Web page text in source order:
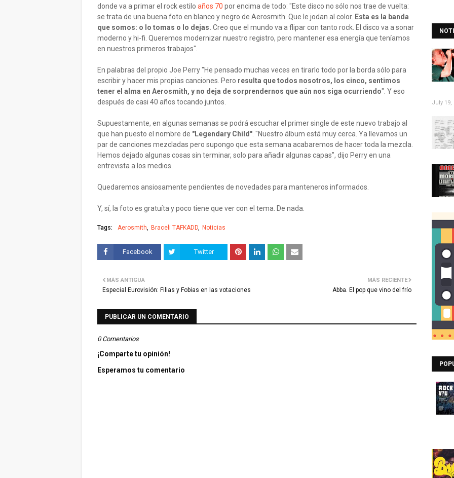
donde va a primar el rock estilo años 70 por encima de todo: "Este disco no sólo nos trae de vuelta:
se trata de una buena foto en blanco y negro de Aerosmith. Que le jodan al color. Esta es la banda
que somos: o lo tomas o lo dejas. Creo que el mundo va a flipar con tanto rock. El disco va a sonar
moderno y hi-fi. Queremos modernizar nuestro registro, pero mantener esa energía que teníamos
en nuestros primeros trabajos".
En palabras del propio Joe Perry "He pensado muchas veces en tirarlo todo por la borda sólo para
escribir y hacer mis propias canciones. Pero resulta que todos nosotros, los cinco, sentimos
tener el alma en Aerosmith, y no deja de sorprendernos que aún nos siga ocurriendo". Y eso
después de casi 40 años tocando juntos.
Supuestamente, en algunas semanas se podrá escuchar el primer single de este nuevo trabajo al
que han puesto el nombre de "Legendary Child" . "Nuestro álbum está muy cerca. Ya llevamos un
par de canciones mezcladas pero supongo que esta semana acabaremos de hacer toda la mezcla.
Hemos dejado algunas cosas sin terminar, solo para añadir algunas capas", dijo Perry en una
entrevista a los medios.
Quedaremos ansiosamente pendientes de novedades para manteneros informados.
Y, sí, la foto es gratuíta y poco tiene que ver con el tema. De nada.
Tags: Aerosmith Braceli TAFKADD Noticias
Facebook Twitter
MÁS RECIENTE
Abba. El pop que vino del frío
MÁS ANTIGUA
Especial Eurovisión: Filias y Fobias en las votaciones
PUBLICAR UN COMENTARIO
0 Comentarios
¡Comparte tu opinión!
Esperamos tu comentario
July 19,